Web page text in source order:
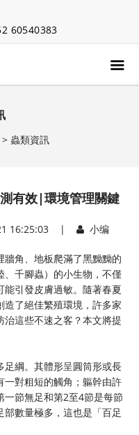
60540383
蟲類資訊
有效|環境管理關鍵
16:25:03 | 小编
角、地板爬滿了黑黝黝的
、千腳蟲）的小生物，不僅
引發皮膚過敏。隨著春夏
了絕佳繁殖環境，許多家
這些不速之客？本文將提
足綱。其體形呈圓筒形或長
一對粗短的觸角；軀幹由許
一節無足和第2至4節是每節
數量極多，這也是「百足